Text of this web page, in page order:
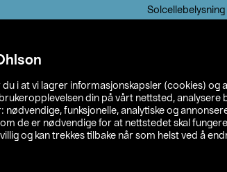
du i at vi lagrer informasjonskapsler (cookies) og
din på vårt nettsted, analysere
funksjonelle, analytiske og
de er nødvendige for at nettstedet skal
og kan trekkes tilbake når som helst ved å
Solcellebelysning